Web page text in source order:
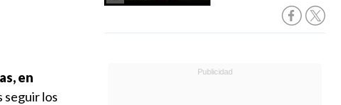
en
seguir los